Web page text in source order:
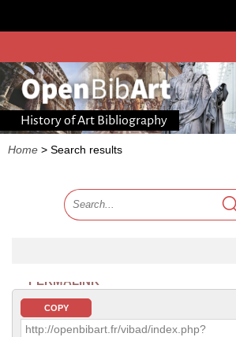
History of Art Bibliography
Home > Search results
PERMALINK
COPY
http://openbibart.fr/vibad/index.php?